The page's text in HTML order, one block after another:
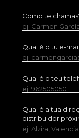
Como te
ej. Carmen García
Qual é o tu e-
ej.
Qual é o teu
ej. 962505050
Qual é a tua
distribuidor
ej. Alzira,